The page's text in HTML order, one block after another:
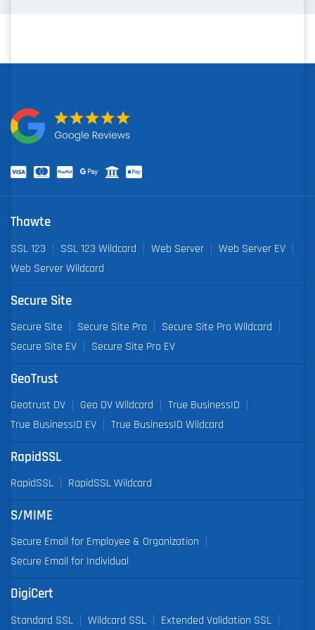
Thawte
SSL 123 SSL 123 Wildcard Web Server
Web Server EV
Web Server Wildcard
Secure Site
Secure Site Secure Site Pro
Secure Site Pro Wildcard
Secure Site EV
Secure Site Pro EV
GeoTrust
Geotrust DV Geo DV Wildcard
True BusinessID
True BusinessID EV
True BusinessID Wildcard
RapidSSL
RapidSSL RapidSSL Wildcard
S/MIME
Secure Email for Employee & Organization
Secure Email for Individual
DigiCert
Standard SSL Wildcard SSL
Extended Validation SSL